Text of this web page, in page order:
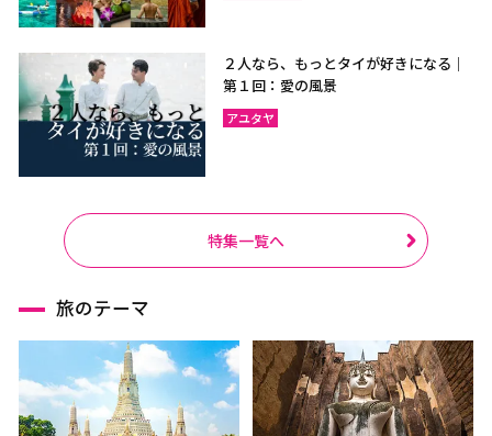
２人なら、もっとタイが好きになる｜
第１回：愛の風景
アユタヤ
特集一覧へ
旅のテーマ